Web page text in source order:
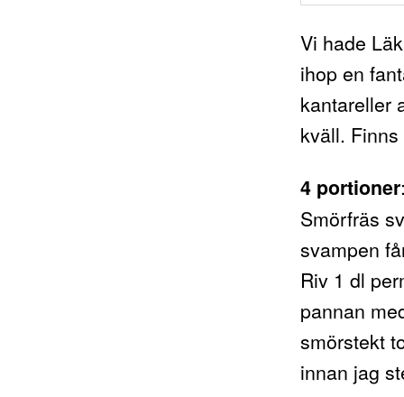
Vi hade
ihop en
kantareller
kväll.
4 portioner
Smörfräs
svampen
Riv 1 dl
pannan
smörstekt
innan jag